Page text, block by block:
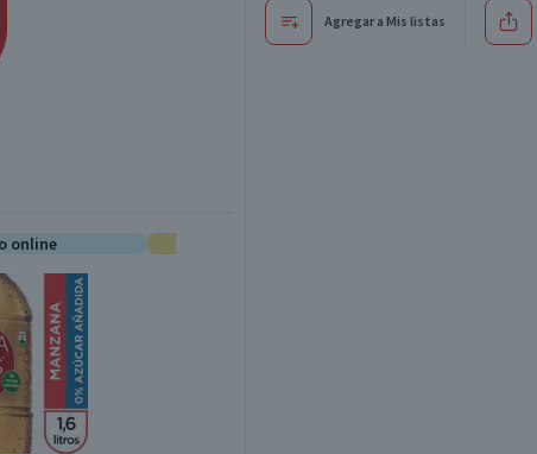
Agregar a Mis listas
online